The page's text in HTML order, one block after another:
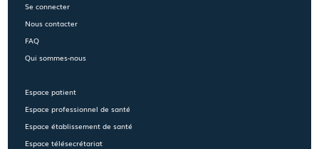
Se connecter
Nous contacter
FAQ
Qui sommes-nous
Espace patient
Espace professionnel de santé
Espace établissement de santé
Espace télésecrétariat